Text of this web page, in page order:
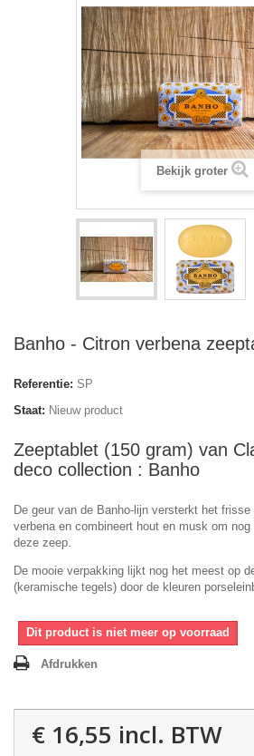
Bekijk groter
Banho - Citron verbena
Referentie: SP
Staat: Nieuw product
Zeeptablet (150 gram) van
deco collection : Banho
De geur van de Banho-lijn versterkt het frisse
verbenaen combineert hout en musk om nog
deze zeep.
De mooie verpakking lijkt nog het meest op
(keramische tegels) door de kleuren
Dit product is niet meer op voorraad
Afdrukken
€ 16,55 incl. BTW